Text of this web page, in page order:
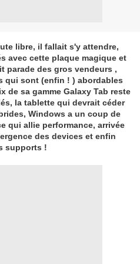
libre, il fallait s'y attendre,
avec cette plaque magique et
parade des gros vendeurs ,
qui sont (enfin ! ) abordables
de sa gamme Galaxy Tab reste
la tablette qui devrait céder
Windows a un coup de
qui allie performance, arrivée
des devices et enfin
supports !